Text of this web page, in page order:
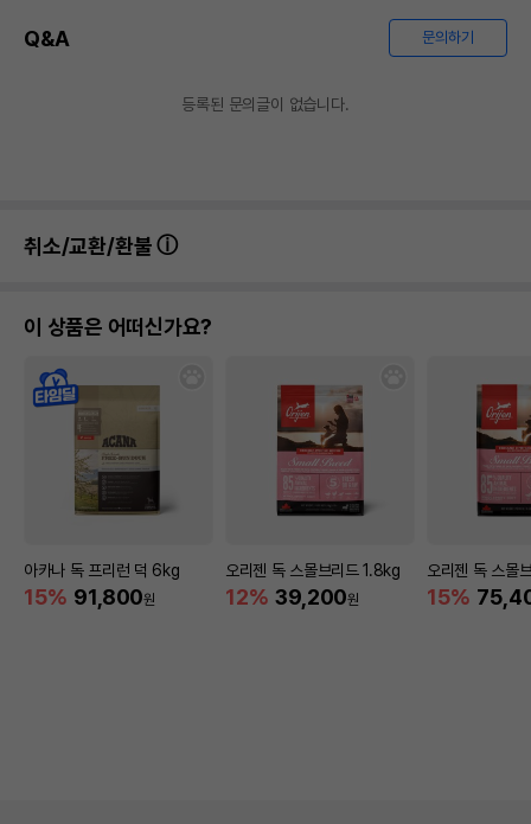
Q&A 문의하기
등록된 문의글이 없습니다.
취소/교환/환불
이 상품은 어떠신가요?
아카나 독 프리런 덕 6kg
15% 91,800원
오리젠 독 스몰브리드 1.8kg
12% 39,200원
오리젠 독 스몰
15%